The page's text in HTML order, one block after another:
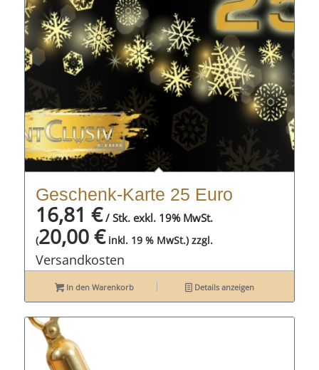
Geschenk-Karte 25 Euro
16,81 €/ Stk. exkl. 19% MwSt.
(20,00€inkl. 19 % MwSt.) zzgl.
Versandkosten
In den Warenkorb Details anzeigen